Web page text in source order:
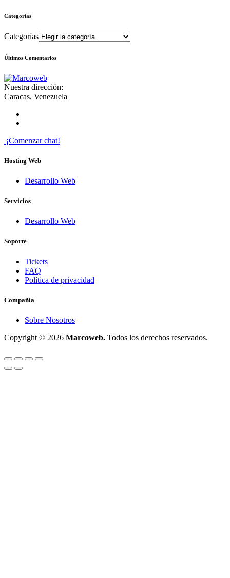
Categorías
Categorías
Últimos Comentarios
Nuestra dirección:
Caracas, Venezuela
¡Comenzar chat!
Hosting Web
Desarrollo Web
Servicios
Desarrollo Web
Soporte
Tickets
FAQ
Política de privacidad
Compañía
Sobre Nosotros
Copyright © 2026 Marcoweb. Todos los derechos reservados.